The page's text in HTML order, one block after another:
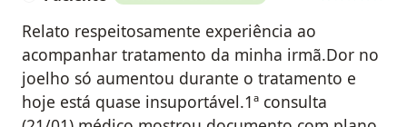
Relato respeitosamente experiência ao
acompanhar tratamento da minha irmã.Dor no
joelho só aumentou durante o tratamento e
hoje está quase insuportável.1ª consulta